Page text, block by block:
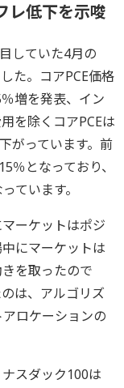
レ低下を示唆
していた4月の
た。コアPCE価格
増を発表、イン
を除くコアPCEは
がっています。前
％となっており、
ています。
ーケットはポジ
にマーケットは
を取ったので
は、アルゴリズ
ロケーションの
スダック100は